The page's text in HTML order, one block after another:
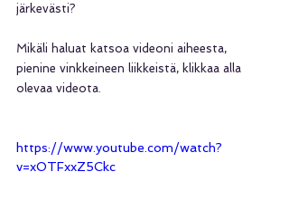
järkevästi?
Mikäli haluat katsoa videoni aiheesta,
pienine vinkkeineen liikkeistä, klikkaa alla
olevaa videota.
https://www.youtube.com/watch?
v=xOTFxxZ5Ckc